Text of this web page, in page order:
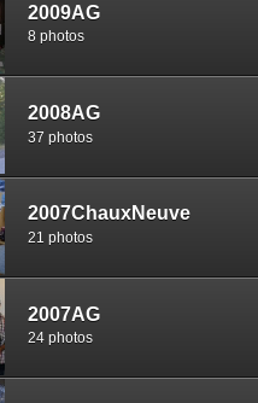
2009AG
8 photos
2008AG
37 photos
2007ChauxNeuve
21 photos
2007AG
24 photos